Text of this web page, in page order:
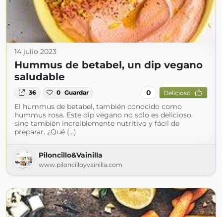
14 julio 2023
Hummus de betabel, un dip vegano
saludable
36 0 Guardar 0 Delicioso
El hummus de betabel, también conocido como
hummus rosa. Este dip vegano no solo es delicioso,
sino también increíblemente nutritivo y fácil de
preparar. ¿Qué (...)
Piloncillo&Vainilla
www.piloncilloyvainilla.com